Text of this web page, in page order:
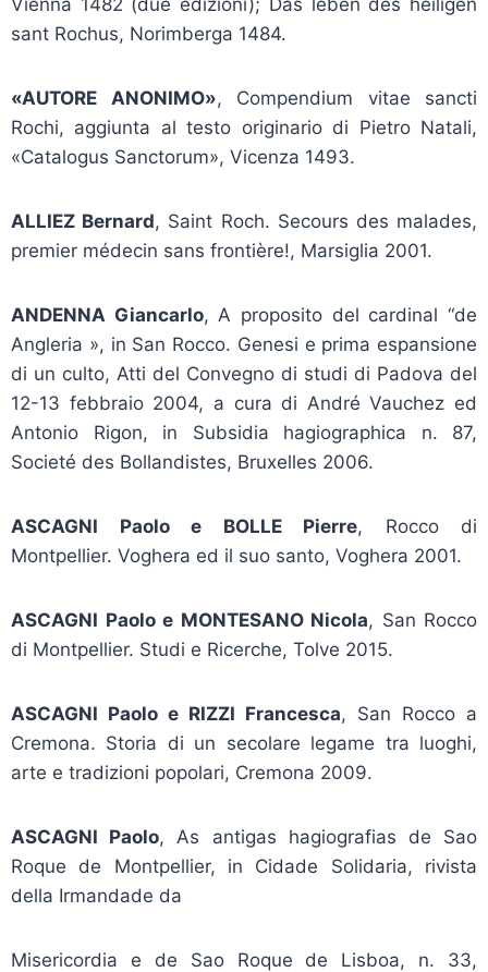
Vienna 1482 (due edizioni); Das leben des heiligen
sant Rochus, Norimberga 1484.
«AUTORE ANONIMO», Compendium vitae sancti
Rochi, aggiunta al testo originario di Pietro Natali,
«Catalogus Sanctorum», Vicenza 1493.
ALLIEZ Bernard, Saint Roch. Secours des malades,
premier médecin sans frontière!, Marsiglia 2001.
ANDENNA Giancarlo, A proposito del cardinal “de
Angleria », in San Rocco. Genesi e prima espansione
di un culto, Atti del Convegno di studi di Padova del
12-13 febbraio 2004, a cura di André Vauchez ed
Antonio Rigon, in Subsidia hagiographica n. 87,
Societé des Bollandistes, Bruxelles 2006.
ASCAGNI Paolo e BOLLE Pierre, Rocco di
Montpellier. Voghera ed il suo santo, Voghera 2001.
ASCAGNI Paolo e MONTESANO Nicola, San Rocco
di Montpellier. Studi e Ricerche, Tolve 2015.
ASCAGNI Paolo e RIZZI Francesca, San Rocco a
Cremona. Storia di un secolare legame tra luoghi,
arte e tradizioni popolari, Cremona 2009.
ASCAGNI Paolo, As antigas hagiografias de Sao
Roque de Montpellier, in Cidade Solidaria, rivista
della Irmandade da
Misericordia e de Sao Roque de Lisboa, n. 33,